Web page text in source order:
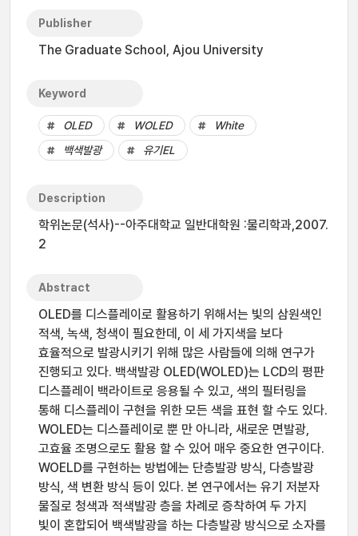
Publisher
The Graduate School, Ajou University
Keyword
OLED WOLED
White
백색발광
유기EL
Description
학위논문(석사)--아주대학교 일반대학원 :물리학과,2007.
2
Abstract
OLED를 디스플레이로 활용하기 위해서는 빛의 삼원색인
적색, 녹색, 청색이 필요한데, 이 세 가지색을 보다
효율적으로 발광시키기 위해 많은 사람들에 의해 연구가
진행되고 있다. 백색발광 OLED(WOLED)는 LCD의 평판
디스플레이 백라이트로 응용될 수 있고, 색의 필터링을
통해 디스플레이 구현을 위한 모든 색을 표현 할 수도 있다.
WOLED는 디스플레이로 뿐 만 아니라, 새로운 면발광,
고효율 조명으로도 활용 할 수 있어 매우 중요한 연구이다.
WOELD를 구현하는 방법에는 단층발광 방식, 다층발광
방식, 색 변환 방식 등이 있다. 본 연구에서는 유기 저분자
물질로 청색과 적색발광 층을 차례로 증착하여 두 가지
빛이 혼합되어 백색발광을 하는 다층발광 방식으로 소자를